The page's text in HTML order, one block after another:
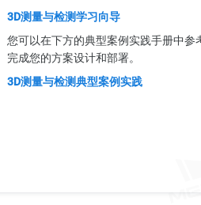
3D测量与检测学习向导
您可以在下方的典型案例实践手册中参
完成您的方案设计和部署。
3D测量与检测典型案例实践